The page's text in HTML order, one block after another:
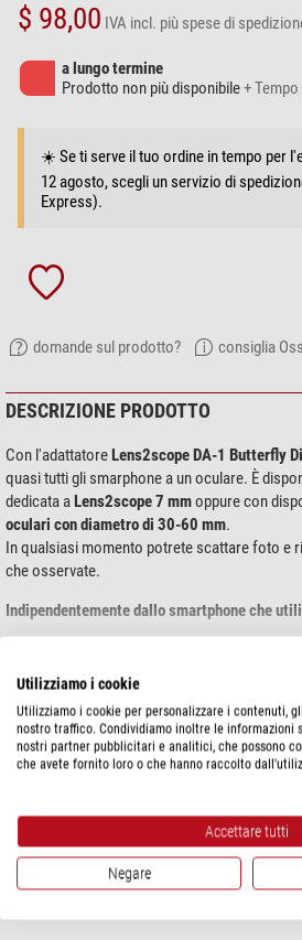
$ 98,00 IVA incl. più spese di
a lungo termine
Prodotto non più disponibile+
☀️ Se ti serve il tuo ordine in tempo per
12 agosto, scegli un servizio di
Express).
domande sul prodotto? consiglia
DESCRIZIONE PRODOTTO
Con l'adattatoreLens2scope DA-1 Butterfly
quasi tutti gli smarphone a un oculare. È
dedicata aLens2scope 7 mmoppure con
oculari con diametro di 30-60 mm.
In qualsiasi momento potrete scattare foto e
che osservate.
Indipendentemente dallo smartphone che
mostra di più...
SPECIFICHE
Tipo
Connessione
Vite di
Connessione (altra estremità
Quasi
Utilizziamo i cookie
Utilizziamo i cookie per personalizzare i contenuti,
nostro traffico. Condividiamo inoltre le informazioni
nostri partner pubblicitari e analitici, che possono
che avete fornito loro o che hanno raccolto
Accettare tutti
Negare